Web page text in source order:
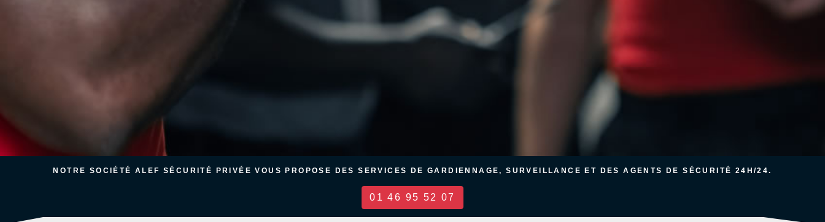
NOTRE SOCIÉTÉ ALEF SÉCURITÉ PRIVÉE VOUS PROPOSE DES SERVICES DE GARDIENNAGE, SURVEILLANCE ET DES AGENTS DE SÉCURITÉ 24H/24.
01 46 95 52 07